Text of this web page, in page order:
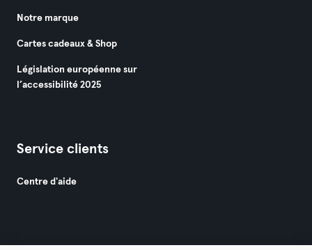
Notre marque
Cartes cadeaux & Shop
Législation européenne sur
l’accessibilité 2025
Service clients
Centre d'aide